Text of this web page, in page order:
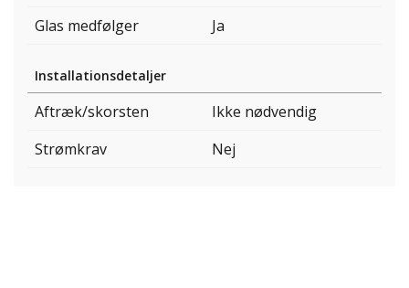
Glas medfølger
Ja
Installationsdetaljer
Aftræk/skorsten
Ikke nødvendig
Strømkrav
Nej